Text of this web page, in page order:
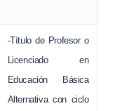
-Título de Profesor o
Licenciado en
Educación Básica
Alternativa con ciclo